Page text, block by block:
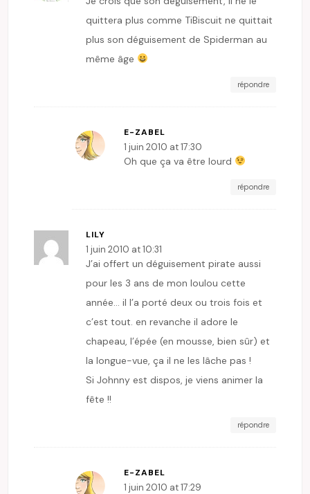
quittera plus comme TiBiscuit ne quittait
plus son déguisement de Spiderman au
même âge
répondre
E-ZABEL
1 juin 2010 at 17:30
Oh que ça va être lourd
répondre
LILY
1 juin 2010 at 10:31
J’ai offert un déguisement pirate aussi
pour les 3 ans de mon loulou cette
année… il l’a porté deux ou trois fois et
c’est tout. en revanche il adore le
chapeau, l’épée (en mousse, bien sûr) et
la longue-vue, ça il ne les lâche pas !
Si Johnny est dispos, je viens animer la
fête !!
répondre
E-ZABEL
1 juin 2010 at 17:29